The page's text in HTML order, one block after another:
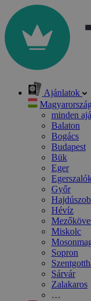
Ajánlatok
minden
Balaton
Bogács
Budapest
Bük
Eger
Győr
Hévíz
Miskolc
Sopron
Sárvár
Zalakaros
…